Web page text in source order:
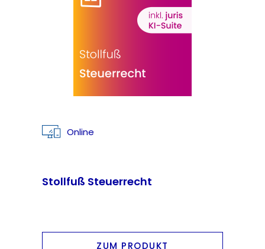
Online
Stollfuß Steuerrecht
ZUM PRODUKT